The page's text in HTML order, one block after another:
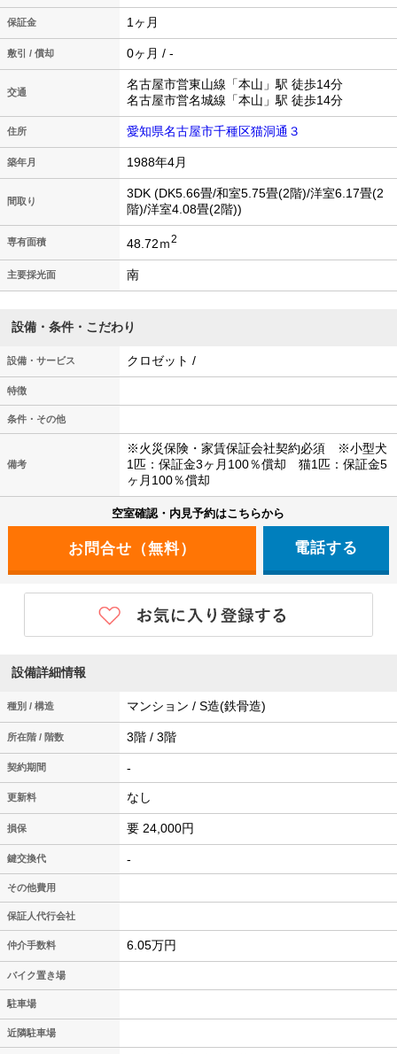
保証金 1ヶ月
敷引 / 償却 0ヶ月 / -
交通
名古屋市営東山線「本山」駅 徒歩14分
名古屋市営名城線「本山」駅 徒歩14分
住所 愛知県名古屋市千種区猫洞通３
築年月 1988年4月
間取り
3DK (DK5.66畳/和室5.75畳(2階)/洋室6.17畳(2
階)/洋室4.08畳(2階))
専有面積 48.72ｍ2
主要採光面 南
設備・条件・こだわり
設備・サービス クロゼット /
特徴
条件・その他
備考
※火災保険・家賃保証会社契約必須 ※小型犬
1匹：保証金3ヶ月100％償却 猫1匹：保証金5
ヶ月100％償却
空室確認・内見予約はこちらから
電話する
設備詳細情報
種別 / 構造 マンション / S造(鉄骨造)
所在階 / 階数 3階 / 3階
契約期間 -
更新料 なし
損保 要 24,000円
鍵交換代 -
その他費用
保証人代行会社
仲介手数料 6.05万円
バイク置き場
駐車場
近隣駐車場